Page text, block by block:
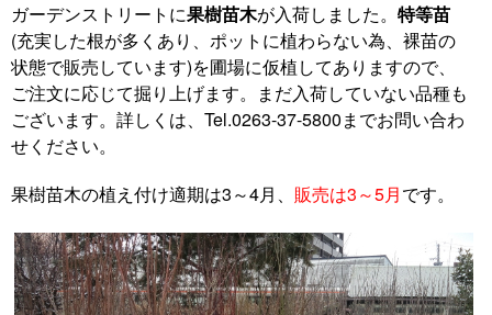
ガーデンストリートに果樹苗木が入荷しました。 特等苗
(充実した根が多くあり、ポットに植わらない為、裸苗の
状態で販売しています)を圃場に仮植してありますので、
ご注文に応じて掘り上げます。まだ入荷していない品種も
ございます。詳しくは、Tel.0263-37-5800までお問い合わ
せください。
果樹苗木の植え付け適期は3～4月、 販売は3～5月です。